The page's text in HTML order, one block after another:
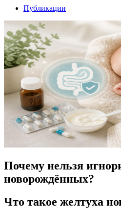
Публикации
Почему нельзя
новорождённых?
Что такое желтуха